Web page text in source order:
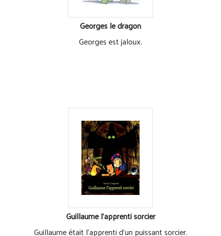
Georges le dragon
Georges est jaloux.
Guillaume l'apprenti sorcier
Guillaume était l'apprenti d'un puissant sorcier.